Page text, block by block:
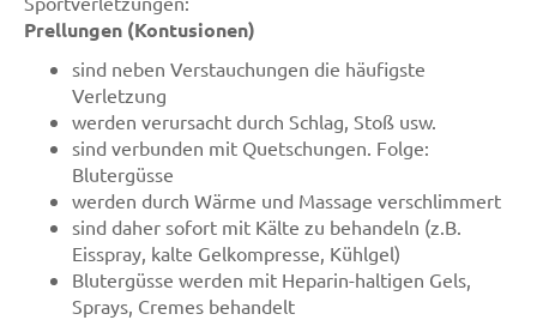
Prellungen (Kontusionen)
sind neben Verstauchungen die häufigste
Verletzung
werden verursacht durch Schlag, Stoß usw.
sind verbunden mit Quetschungen. Folge:
Blutergüsse
werden durch Wärme und Massage verschlimmert
sind daher sofort mit Kälte zu behandeln (z.B.
Eisspray, kalte Gelkompresse, Kühlgel)
Blutergüsse werden mit Heparin-haltigen Gels,
Sprays, Cremes behandelt